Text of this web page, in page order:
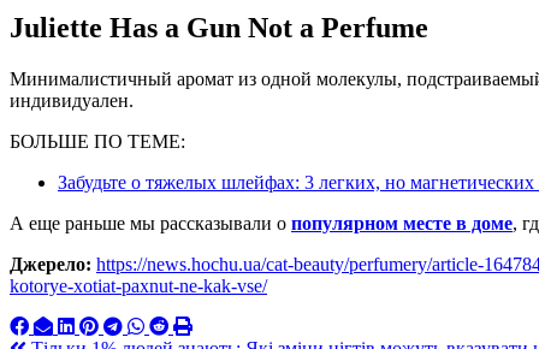
Juliette Has a Gun Not a Perfume
Минималистичный аромат из одной молекулы,
индивидуален.
БОЛЬШЕ ПО ТЕМЕ:
Забудьте о тяжелых шлейфах: 3 легких, но
А еще раньше мы рассказывали о популярном месте в доме,
Джерело: https://news.hochu.ua/cat-beauty/perfumery/article-
kotorye-xotiat-paxnut-ne-kak-vse/